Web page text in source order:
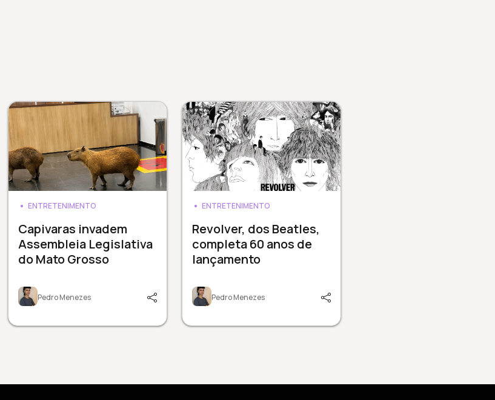
ENTRETENIMENTO
Capivaras invadem
Assembleia Legislativa
do Mato Grosso
Pedro Menezes
ENTRETENIMENTO
Revolver, dos Beatles,
completa 60 anos de
lançamento
Pedro Menezes